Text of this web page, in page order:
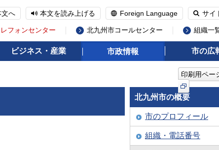
文へ 本文を読み上げる Foreign Language サイ
フォンセンター 北九州市コールセンター 組織一
ビジネス・産業 市政情報 市の広
印刷用ペー
北九州市の概要
市のプロフィール
組織・電話番号